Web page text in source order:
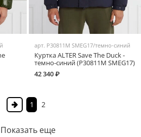
арт. P30811M SMEG17/темно-синий
Куртка ALTER Save The Duck -
темно-синий (P30811M SMEG17)
42 340 ₽
1 2
Показать еще